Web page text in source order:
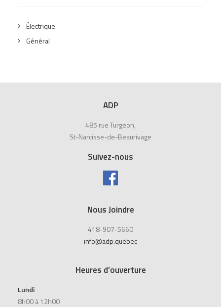
Électrique
Général
ADP
485 rue Turgeon,
St-Narcisse-de-Beaurivage
Suivez-nous
Nous Joindre
418-907-5660
info@adp.quebec
Heures d’ouverture
Lundi
8h00 à 12h00